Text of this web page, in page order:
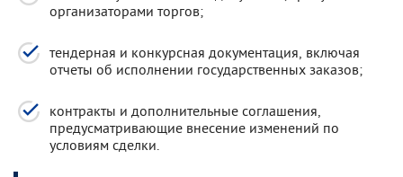
организаторами торгов;
тендерная и конкурсная документация, включая
отчеты об исполнении государственных заказов;
контракты и дополнительные соглашения,
предусматривающие внесение изменений по
условиям сделки.